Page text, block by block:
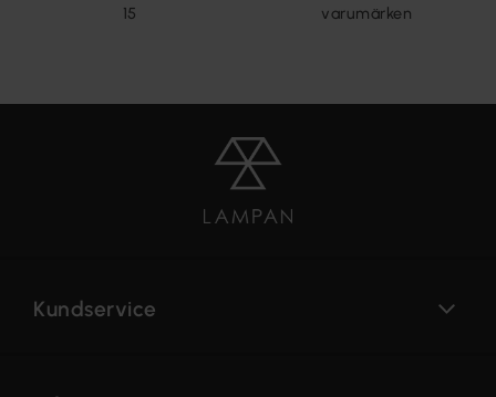
15
varumärken
Kundservice